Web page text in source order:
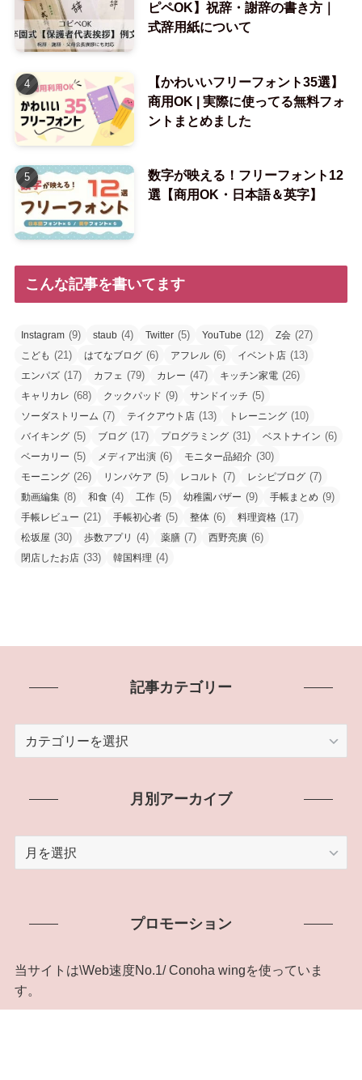
ピペOK】祝辞・謝辞の書き方｜
式辞用紙について
【かわいいフリーフォント35選】
商用OK | 実際に使ってる無料フォ
ントまとめました
数字が映える！フリーフォント12
選【商用OK・日本語＆英字】
こんな記事を書いてます
Instagram (9) staub (4) Twitter (5) YouTube (12) Z会 (27)
こども (21) はてなブログ (6) アフレル (6) イベント店 (13)
エンパズ (17) カフェ (79) カレー (47) キッチン家電 (26)
キャリカレ (68) クックパッド (9) サンドイッチ (5)
ソーダストリーム (7) テイクアウト店 (13) トレーニング (10)
バイキング (5) ブログ (17) プログラミング (31) ベストナイン (6)
ベーカリー (5) メディア出演 (6) モニター品紹介 (30)
モーニング (26) リンパケア (5) レコルト (7) レシピブログ (7)
動画編集 (8) 和食 (4) 工作 (5) 幼稚園バザー (9) 手帳まとめ (9)
手帳レビュー (21) 手帳初心者 (5) 整体 (6) 料理資格 (17)
松坂屋 (30) 歩数アプリ (4) 薬膳 (7) 西野亮廣 (6)
閉店したお店 (33) 韓国料理 (4)
記事カテゴリー
リ
ー
月別アーカイブ
ブ
プロモーション
当サイトは\Web速度No.1/ Conoha wingを使っていま
す。